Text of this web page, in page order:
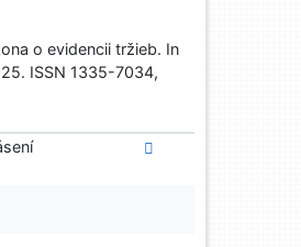
o evidencii tržieb. In
ISSN 1335-7034,